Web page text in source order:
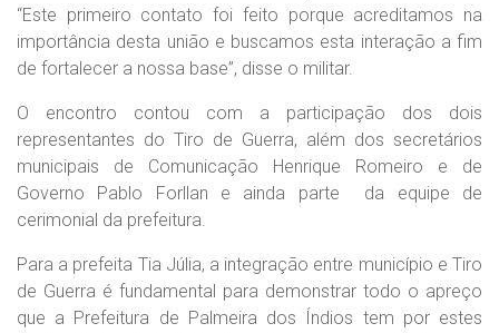
“Este primeiro contato foi feito porque acreditamos na
importância desta união e buscamos esta interação a fim
de fortalecer a nossa base”, disse o militar.
O encontro contou com a participação dos dois
representantes do Tiro de Guerra, além dos secretários
municipais de Comunicação Henrique Romeiro e de
Governo Pablo Forllan e ainda parte da equipe de
cerimonial da prefeitura.
Para a prefeita Tia Júlia, a integração entre município e Tiro
de Guerra é fundamental para demonstrar todo o apreço
que a Prefeitura de Palmeira dos Índios tem por estes